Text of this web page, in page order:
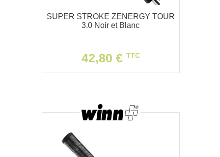
SUPER STROKE ZENERGY TOUR
3.0 Noir et Blanc
42,80 € TTC